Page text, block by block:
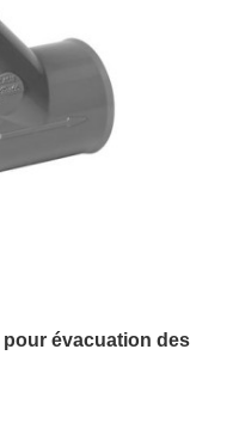
évacuation des